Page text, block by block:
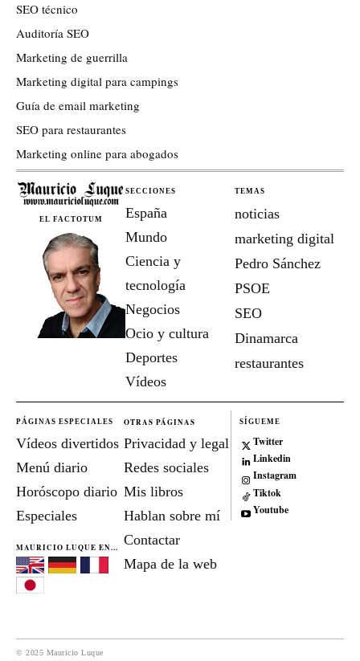
SEO técnico
Auditoría SEO
Marketing de guerrilla
Marketing digital para campings
Guía de email marketing
SEO para restaurantes
Marketing online para abogados
EL FACTOTUM
SECCIONES
España
Mundo
Ciencia y
tecnología
Negocios
Ocio y cultura
Deportes
Vídeos
TEMAS
noticias
marketing digital
Pedro Sánchez
PSOE
SEO
Dinamarca
restaurantes
PÁGINAS ESPECIALES
Vídeos divertidos
Menú diario
Horóscopo diario
Especiales
MAURICIO LUQUE EN...
OTRAS PÁGINAS
Privacidad y legal
Redes sociales
Mis libros
Hablan sobre mí
Contactar
Mapa de la web
SÍGUEME
Twitter
Linkedin
Instagram
Tiktok
Youtube
© 2025 Mauricio Luque